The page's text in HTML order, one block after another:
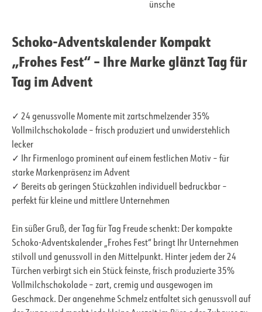
ünsche
Schoko-Adventskalender Kompakt
„Frohes Fest“ – Ihre Marke glänzt Tag für
Tag im Advent
✓ 24 genussvolle Momente mit zartschmelzender 35%
Vollmilchschokolade – frisch produziert und unwiderstehlich
lecker
✓ Ihr Firmenlogo prominent auf einem festlichen Motiv – für
starke Markenpräsenz im Advent
✓ Bereits ab geringen Stückzahlen individuell bedruckbar –
perfekt für kleine und mittlere Unternehmen
Ein süßer Gruß, der Tag für Tag Freude schenkt: Der kompakte
Schoko-Adventskalender „Frohes Fest“ bringt Ihr Unternehmen
stilvoll und genussvoll in den Mittelpunkt. Hinter jedem der 24
Türchen verbirgt sich ein Stück feinste, frisch produzierte 35%
Vollmilchschokolade – zart, cremig und ausgewogen im
Geschmack. Der angenehme Schmelz entfaltet sich genussvoll auf